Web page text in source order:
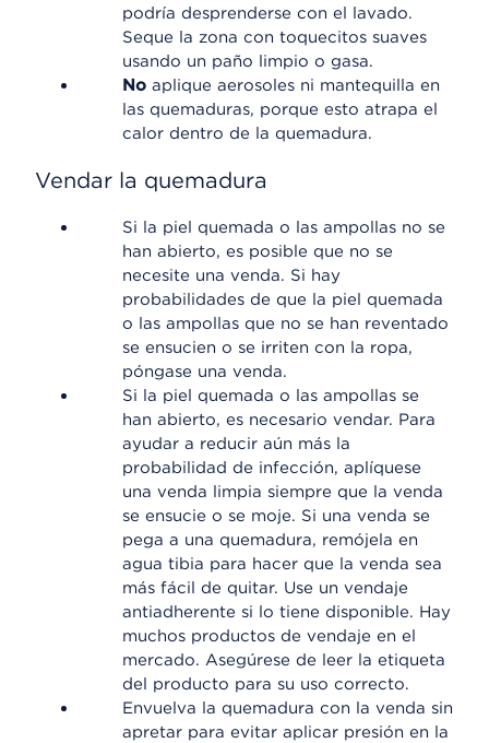
podría desprenderse con el lavado.
Seque la zona con toquecitos suaves
usando un paño limpio o gasa.
No aplique aerosoles ni mantequilla en
las quemaduras, porque esto atrapa el
calor dentro de la quemadura.
Vendar la quemadura
Si la piel quemada o las ampollas no se
han abierto, es posible que no se
necesite una venda. Si hay
probabilidades de que la piel quemada
o las ampollas que no se han reventado
se ensucien o se irriten con la ropa,
póngase una venda.
Si la piel quemada o las ampollas se
han abierto, es necesario vendar. Para
ayudar a reducir aún más la
probabilidad de infección, aplíquese
una venda limpia siempre que la venda
se ensucie o se moje. Si una venda se
pega a una quemadura, remójela en
agua tibia para hacer que la venda sea
más fácil de quitar. Use un vendaje
antiadherente si lo tiene disponible. Hay
muchos productos de vendaje en el
mercado. Asegúrese de leer la etiqueta
del producto para su uso correcto.
Envuelva la quemadura con la venda sin
apretar para evitar aplicar presión en la